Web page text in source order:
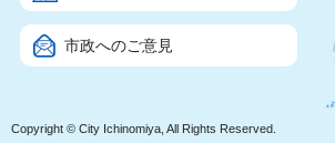
市政へのご意見
Copyright © City Ichinomiya, All Rights Reserved.